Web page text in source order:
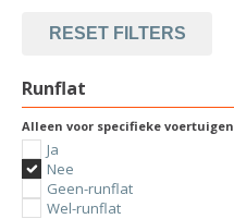
RESET FILTERS
Runflat
Alleen voor specifieke voertuigen
Ja
Nee
Geen-runflat
Wel-runflat